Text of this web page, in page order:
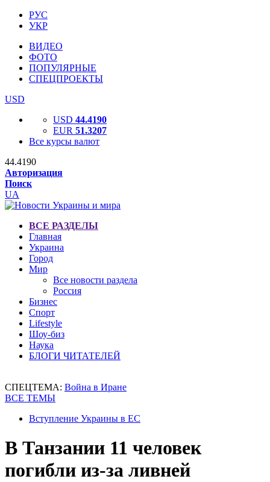
РУС
УКР
ВИДЕО
ФОТО
ПОПУЛЯРНЫЕ
СПЕЦПРОЕКТЫ
USD
USD 44.4190
EUR 51.3207
Все курсы валют
44.4190
Авторизация
Поиск
UA
ВСЕ РАЗДЕЛЫ
Главная
Украина
Город
Мир
Все новости раздела
Россия
Бизнес
Спорт
Lifestyle
Шоу-биз
Наука
БЛОГИ ЧИТАТЕЛЕЙ
СПЕЦТЕМА: Война в Иране
ВСЕ ТЕМЫ
Вступление Украины в ЕС
В Танзании 11 человек
погибли из-за ливней